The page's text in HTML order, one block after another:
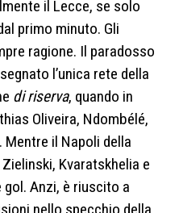
il Lecce, se solo
primo minuto. Gli
ragione. Il paradosso
l’unica rete della
di riserva, quando in
Oliveira, Ndombélé,
Mentre il Napoli della
Kvaratskhelia e
Anzi, è riuscito a
nello specchio della